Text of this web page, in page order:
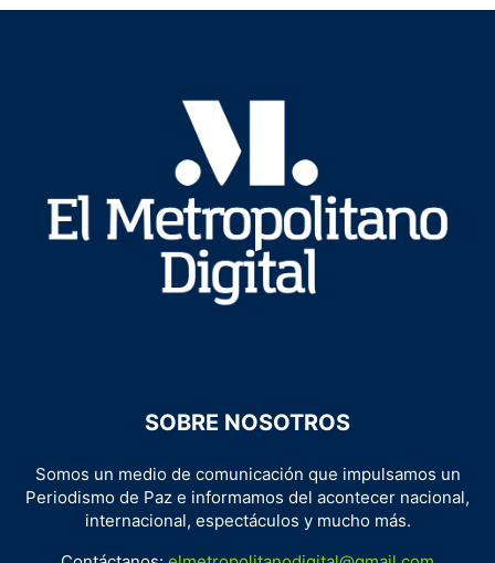
SOBRE NOSOTROS
Somos un medio de comunicación que impulsamos un
Periodismo de Paz e informamos del acontecer nacional,
internacional, espectáculos y mucho más.